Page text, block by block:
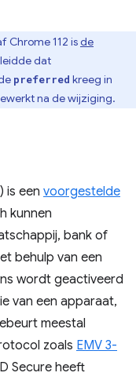
Chrome 112 isde
dat
preferred kreeg in
na de wijziging.
is een voorgestelde
kunnen
bank of
behulp van een
wordt geactiveerd
van een apparaat,
meestal
zoals EMV 3-
Secure heeft